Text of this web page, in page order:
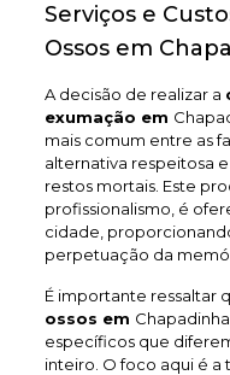
Serviços e
Ossos em
A decisão de realizar a
exumação em
mais comum entre as
alternativa respeitosa
restos mortais. Este
profissionalismo, é
cidade,
perpetuação da
É importante ressaltar
ossos em
específicos que
inteiro. O foco aqui é a